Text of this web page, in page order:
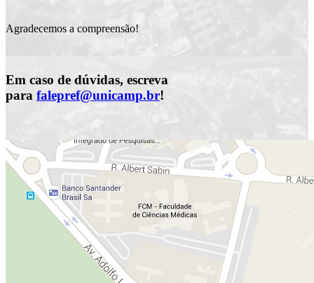
Agradecemos a compreensão!
Em caso de dúvidas, escreva
para falepref@unicamp.br!